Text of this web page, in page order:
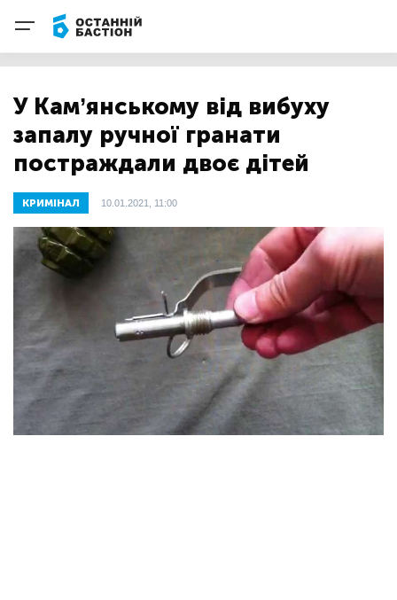
У Кам’янському від вибуху
запалу ручної гранати
постраждали двоє дітей
КРИМІНАЛ 10.01.2021, 11:00